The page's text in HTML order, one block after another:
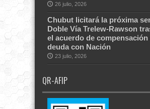
26 julio, 2026
Chubut licitará la próxima
Doble Vía Trelew-Rawson
el acuerdo de compensación
deuda con Nación
23 julio, 2026
QR-AFIP